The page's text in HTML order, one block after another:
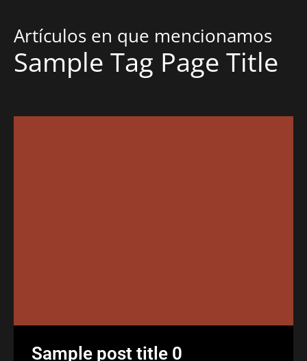
Artículos en que mencionamos
Sample Tag Page Title
Sample post title 0